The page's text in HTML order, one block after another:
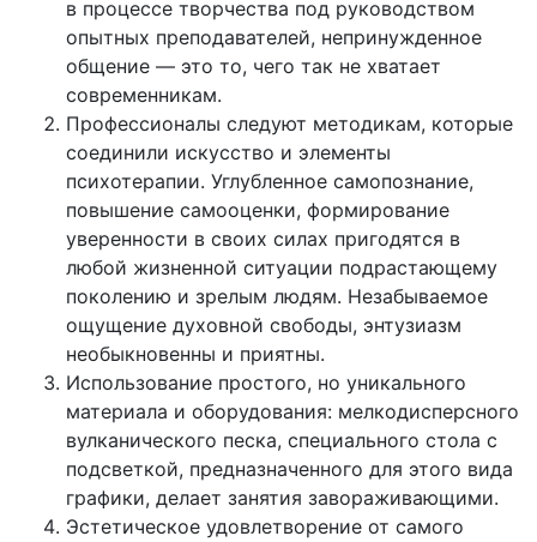
в процессе творчества под руководством
опытных преподавателей, непринужденное
общение — это то, чего так не хватает
современникам.
Профессионалы следуют методикам, которые
соединили искусство и элементы
психотерапии. Углубленное самопознание,
повышение самооценки, формирование
уверенности в своих силах пригодятся в
любой жизненной ситуации подрастающему
поколению и зрелым людям. Незабываемое
ощущение духовной свободы, энтузиазм
необыкновенны и приятны.
Использование простого, но уникального
материала и оборудования: мелкодисперсного
вулканического песка, специального стола с
подсветкой, предназначенного для этого вида
графики, делает занятия завораживающими.
Эстетическое удовлетворение от самого